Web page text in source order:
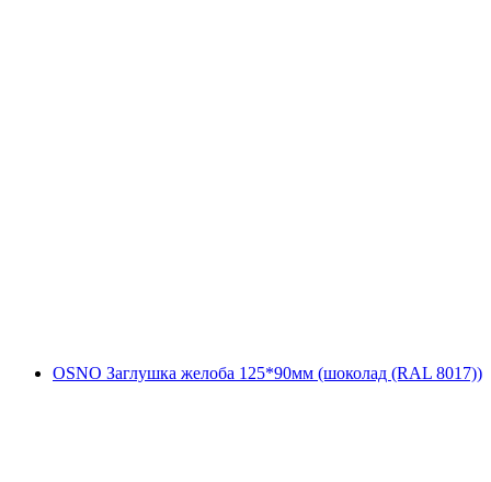
OSNO Заглушка желоба 125*90мм (шоколад (RAL 8017))